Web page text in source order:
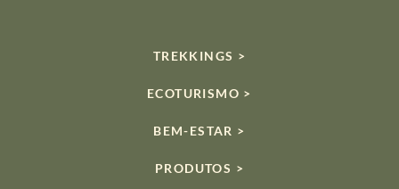
TREKKINGS >
ECOTURISMO >
BEM-ESTAR >
PRODUTOS >